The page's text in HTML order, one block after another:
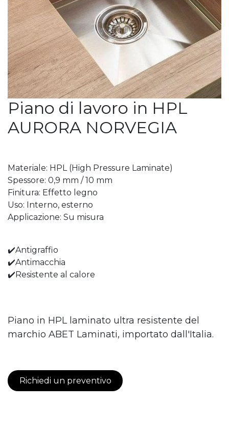
Piano di lavoro in HPL
AURORA NORVEGIA
Materiale: HPL (High Pressure Laminate)
Spessore: 0,9 mm / 10 mm
Finitura: Effetto legno
Uso: Interno, esterno
Applicazione: Su misura
✔️Antigraffio
✔️Antimacchia
✔️Resistente al calore
Piano in HPL laminato ultra resistente del
marchio ABET Laminati, importato dall'Italia.
Richiedi un preventivo